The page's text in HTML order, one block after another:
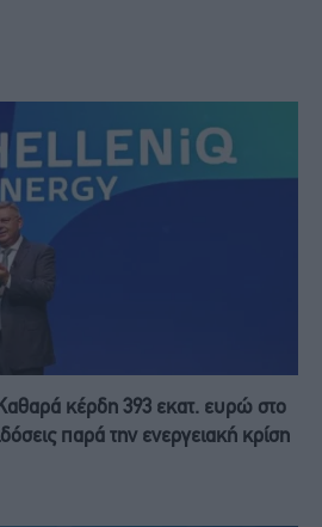
κέρδη 393 εκατ. ευρώ στο
παρά την ενεργειακή κρίση